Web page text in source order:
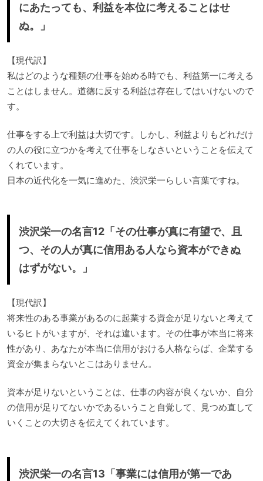
にあたっても、利益を本位に考えることはせ
ぬ。」
【現代訳】
私はどのような種類の仕事を始める時でも、利益第一に考える
ことはしません。道徳に反する利益は存在してはいけないので
す。
仕事をする上で利益は大切です。しかし、利益よりもどれだけ
の人の役に立つかを考えて仕事をしなさいということを伝えて
くれています。
日本の近代化を一気に進めた、渋沢栄一らしい言葉ですね。
渋沢栄一の名言12「その仕事が真に有望で、且
つ、その人が真に信用ある人なら資本ができぬ
はずがない。」
【現代訳】
将来性のある事業があるのに起業する資金が足りないと考えて
いるヒトがいますが、それは違います。その仕事が本当に将来
性があり、あなたが本当に信用がおける人格ならば、企業する
資金が集まらないとこはありません。
資本が足りないということは、仕事の内容が良くないか、自分
の信用が足りてないかであるいうこと自覚して、見つめ直して
いくことの大切さを伝えてくれています。
渋沢栄一の名言13「事業には信用が第一であ